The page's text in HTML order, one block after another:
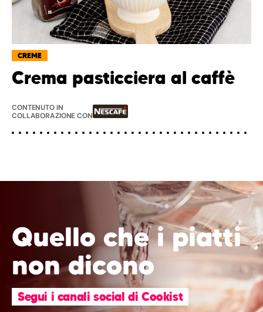
CREME
Crema pasticciera al caffè
CONTENUTO IN
COLLABORAZIONE CON
Quello che i piatti
non dicono
Segui i canali social di Cookist